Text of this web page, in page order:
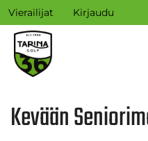
Vierailijat Kirjaudu
Kevään